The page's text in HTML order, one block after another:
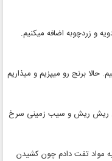
و زردچوبه اضافه میکنیم.
برنج رو میپزیم و میذاریم
ریش ریش و سیب زمینی سرخ
مواد تفت دادم چون کشیدن